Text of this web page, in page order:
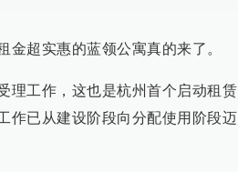
超实惠的蓝领公寓真的来了。
理工作，这也是杭州首个启动租赁
作已从建设阶段向分配使用阶段迈